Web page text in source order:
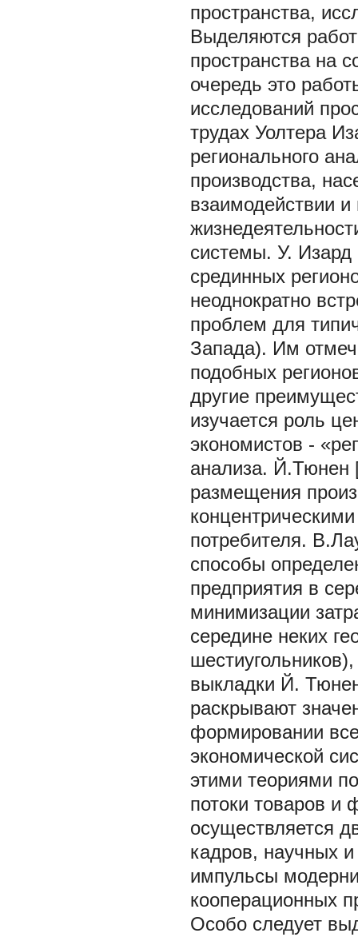
пространства,
Выделяются
пространства на
очередь это
исследований
трудах Уолтера
регионального
производства,
взаимодействии
системы. У. Изард
срединных
неоднократно
проблем для
Запада). Им
подобных
другие
изучается роль
экономистов -
анализа. Й.Тюнен
размещения
потребителя.
способы
предприятия в
минимизации
середине неких
выкладки Й.
раскрывают
формировании
экономической
этими теориями
потоки товаров и
осуществляется
кадров, научных
импульсы
кооперационных
Особо следует